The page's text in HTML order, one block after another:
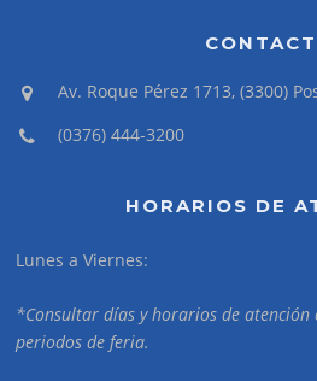
Av. Roque Pérez 1713, (3300)
(0376) 444-3200
HORARIOS DE
Lunes a Viernes:
*Consultar días y horarios de atención
periodos de feria.